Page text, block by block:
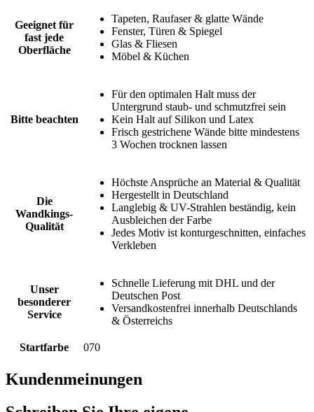
Geeignet für
fast jede
Oberfläche
Tapeten, Raufaser & glatte Wände
Fenster, Türen & Spiegel
Glas & Fliesen
Möbel & Küchen
Bitte beachten
Für den optimalen Halt muss der
Untergrund staub- und schmutzfrei sein
Kein Halt auf Silikon und Latex
Frisch gestrichene Wände bitte mindestens
3 Wochen trocknen lassen
Die
Wandkings-
Qualität
Höchste Ansprüche an Material & Qualität
Hergestellt in Deutschland
Langlebig & UV-Strahlen beständig, kein
Ausbleichen der Farbe
Jedes Motiv ist konturgeschnitten, einfaches
Verkleben
Unser
besonderer
Service
Schnelle Lieferung mit DHL und der
Deutschen Post
Versandkostenfrei innerhalb Deutschlands
& Österreichs
Startfarbe 070
Kundenmeinungen